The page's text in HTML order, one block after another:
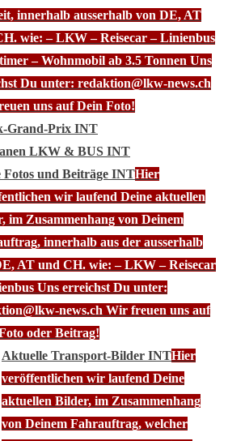
innerhalb ausserhalb von DE, AT
wie: – LKW – Reisecar – Linienbus
– Wohnmobil ab 3.5 Tonnen Uns
Du unter: redaktion@lkw-news.ch
uns auf Dein Foto!
Grand-Prix INT
LKW & BUS INT
Fotos und Beiträge INTHier
wir laufend Deine aktuellen
im Zusammenhang von Deinem
innerhalb aus der ausserhalb
AT und CH. wie: – LKW – Reisecar
Uns erreichst Du unter:
news.ch Wir freuen uns auf
oder Beitrag!
Aktuelle Transport-Bilder INTHier
veröffentlichen wir laufend Deine
aktuellen Bilder, im Zusammenhang
von Deinem Fahrauftrag, welcher